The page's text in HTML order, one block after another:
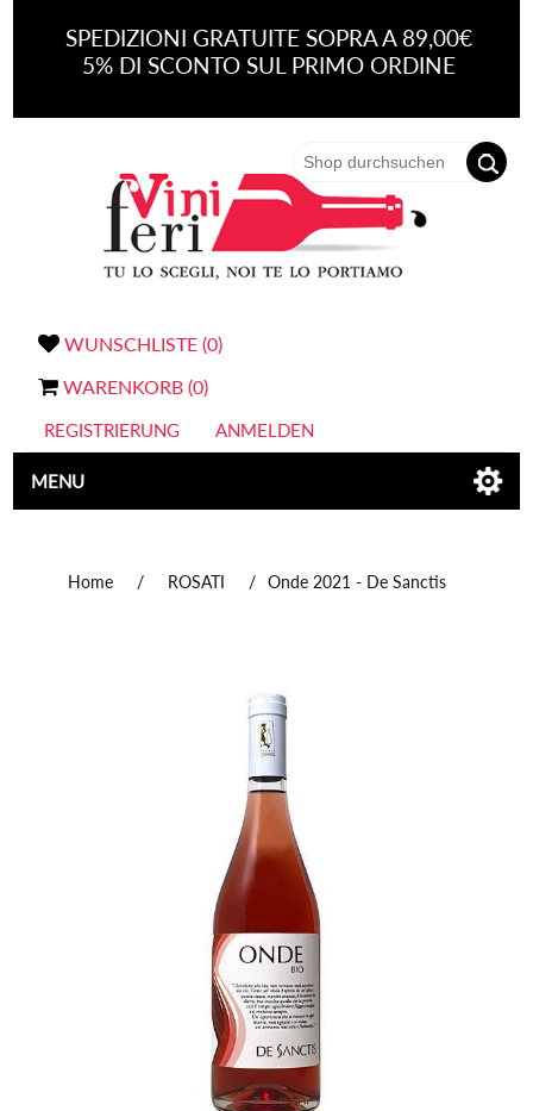
SPEDIZIONI GRATUITE SOPRA A 89,00€
5% DI SCONTO SUL PRIMO ORDINE
WUNSCHLISTE (0)
WARENKORB (0)
REGISTRIERUNG ANMELDEN
MENU
Home / ROSATI / Onde 2021 - De Sanctis